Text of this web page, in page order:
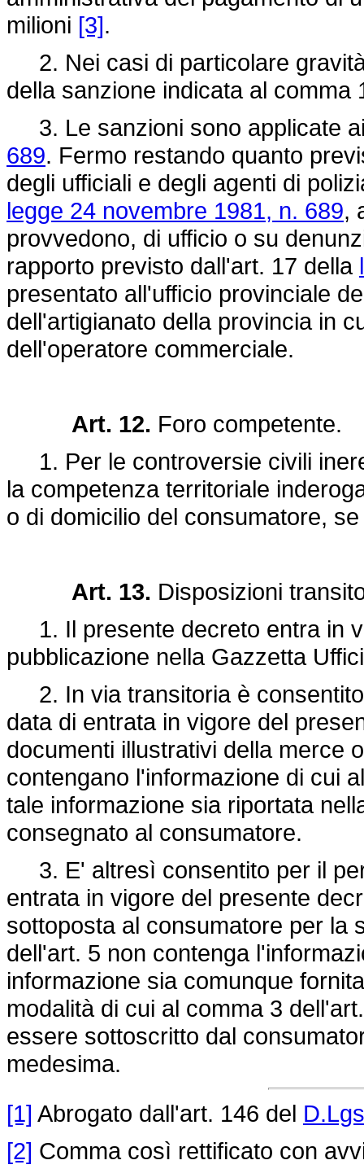
milioni [3].
2. Nei casi di particolare
della sanzione indicata al comma
3. Le sanzioni sono applicate
689. Fermo restando quanto
degli ufficiali e degli agenti di
legge 24 novembre 1981, n. 689,
provvedono, di ufficio o su
rapporto previsto dall'art. 17 della
presentato all'ufficio provinciale
dell'artigianato della provincia in
dell'operatore commerciale.
Art. 12. Foro competente.
1. Per le controversie civili
la competenza territoriale
o di domicilio del consumatore,
Art. 13. Disposizioni
1. Il presente decreto entra in
pubblicazione nella Gazzetta
2. In via transitoria è
data di entrata in vigore del
documenti illustrativi della merce
contengano l'informazione di cui
tale informazione sia riportata
consegnato al consumatore.
3. E' altresì consentito per il
entrata in vigore del presente
sottoposta al consumatore per la
dell'art. 5 non contenga
informazione sia comunque
modalità di cui al comma 3
essere sottoscritto dal
medesima.
[1] Abrogato dall'art. 146 del
[2] Comma così rettificato con